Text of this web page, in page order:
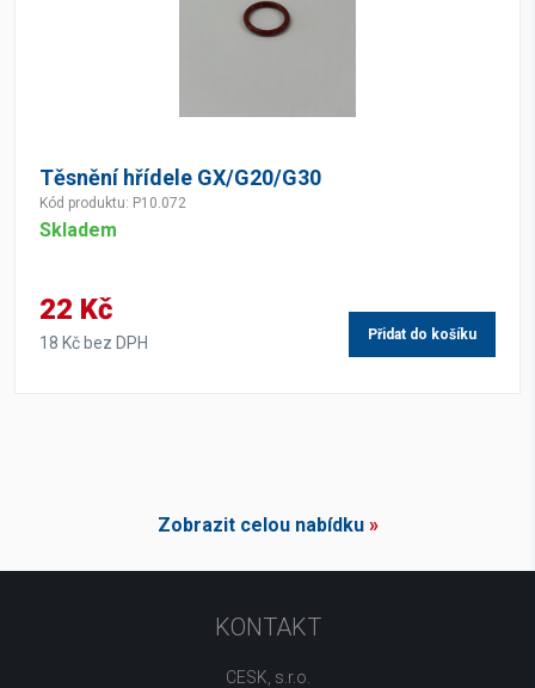
Těsnění hřídele GX/G20/G30
Kód produktu: P10.072
Skladem
22 Kč
18 Kč bez DPH Přidat do košíku
Zobrazit celou nabídku»
KONTAKT
CESK, s.r.o.